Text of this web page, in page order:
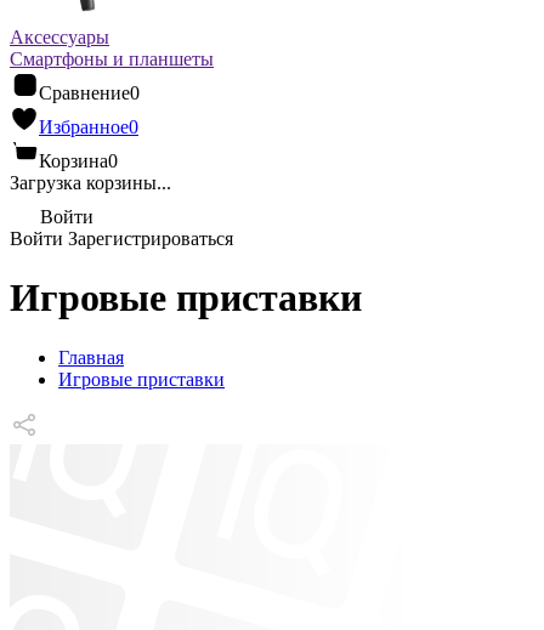
Аксессуары
Смартфоны и планшеты
Сравнение0
Избранное0
Корзина0
Загрузка корзины...
Войти
Войти Зарегистрироваться
Игровые приставки
Главная
Игровые приставки